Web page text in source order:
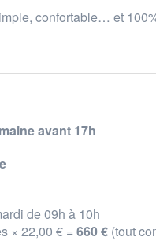
confortable… et
avant 17h
de 09h à 10h
× 22,00 € =660 € (tout